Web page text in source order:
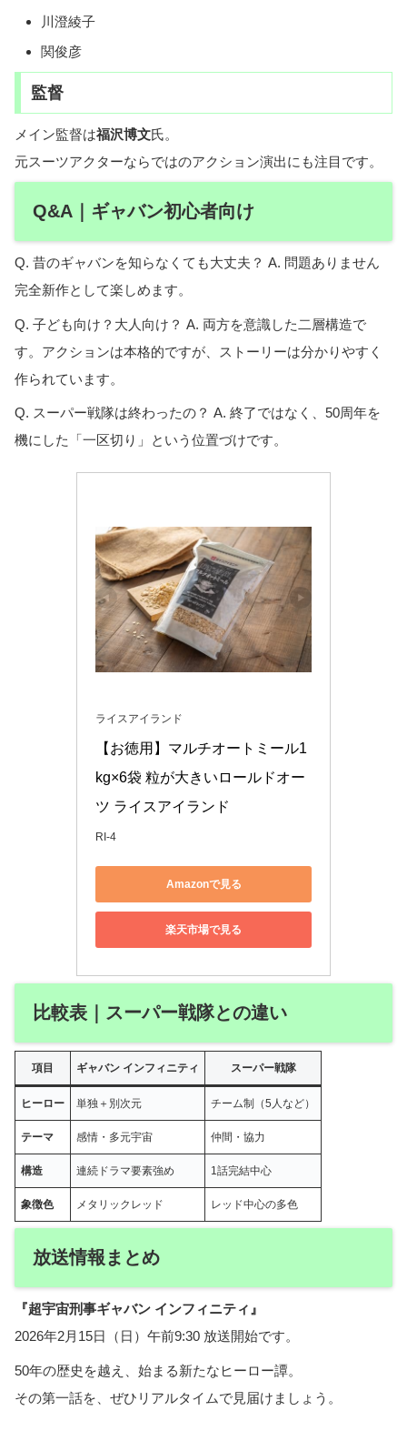
川澄綾子
関俊彦
監督
メイン監督は福沢博文氏。
元スーツアクターならではのアクション演出にも注目です。
Q&A｜ギャバン初心者向け
Q. 昔のギャバンを知らなくても大丈夫？ A. 問題ありません
完全新作として楽しめます。
Q. 子ども向け？大人向け？ A. 両方を意識した二層構造で
す。アクションは本格的ですが、ストーリーは分かりやすく
作られています。
Q. スーパー戦隊は終わったの？ A. 終了ではなく、50周年を
機にした「一区切り」という位置づけです。
ライスアイランド
【お徳用】マルチオートミール1
kg×6袋 粒が大きいロールドオー
ツ ライスアイランド
RI-4
Amazonで見る
楽天市場で見る
比較表｜スーパー戦隊との違い
項目 ギャバン インフィニティ スーパー戦隊
ヒーロー 単独＋別次元 チーム制（5人など）
テーマ 感情・多元宇宙 仲間・協力
構造 連続ドラマ要素強め 1話完結中心
象徴色 メタリックレッド レッド中心の多色
放送情報まとめ
『超宇宙刑事ギャバン インフィニティ』
2026年2月15日（日）午前9:30 放送開始です。
50年の歴史を越え、始まる新たなヒーロー譚。
その第一話を、ぜひリアルタイムで見届けましょう。